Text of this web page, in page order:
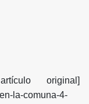
original]
la-comuna-4-